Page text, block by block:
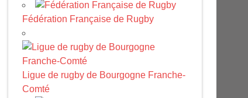
Fédération Française de Rugby
Ligue de rugby de Bourgogne Franche-
Comté